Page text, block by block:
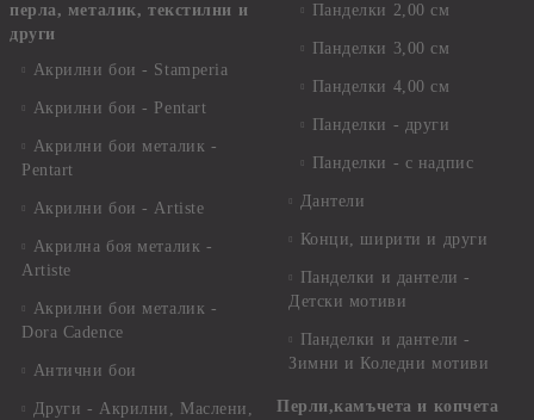
перла, металик, текстилни и
други
Акрилни бои - Stamperia
Акрилни бои - Pentart
Акрилни бои металик -
Pentart
Акрилни бои - Artiste
Акрилна боя металик -
Artiste
Акрилни бои металик -
Dora Cadence
Антични бои
Други - Акрилни, Маслени,
Панделки 2,00 см
Панделки 3,00 см
Панделки 4,00 см
Панделки - други
Панделки - с надпис
Дантели
Конци, ширити и други
Панделки и дантели -
Детски мотиви
Панделки и дантели -
Зимни и Коледни мотиви
Перли,камъчета и копчета